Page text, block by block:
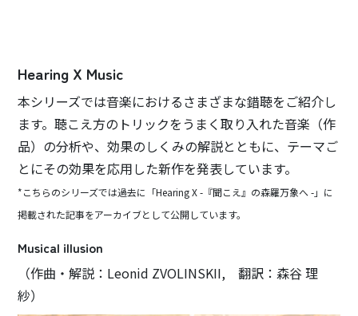
Hearing X Music
本シリーズでは音楽におけるさまざまな錯聴をご紹介し
ます。聴こえ方のトリックをうまく取り入れた音楽（作
品）の分析や、効果のしくみの解説とともに、テーマご
とにその効果を応用した新作を発表しています。
*こちらのシリーズでは過去に「Hearing X -『聞こえ』の森羅万象へ -」に
掲載された記事をアーカイブとして公開しています。
Musical illusion
（作曲・解説：Leonid ZVOLINSKII, 翻訳：森谷 理
紗）